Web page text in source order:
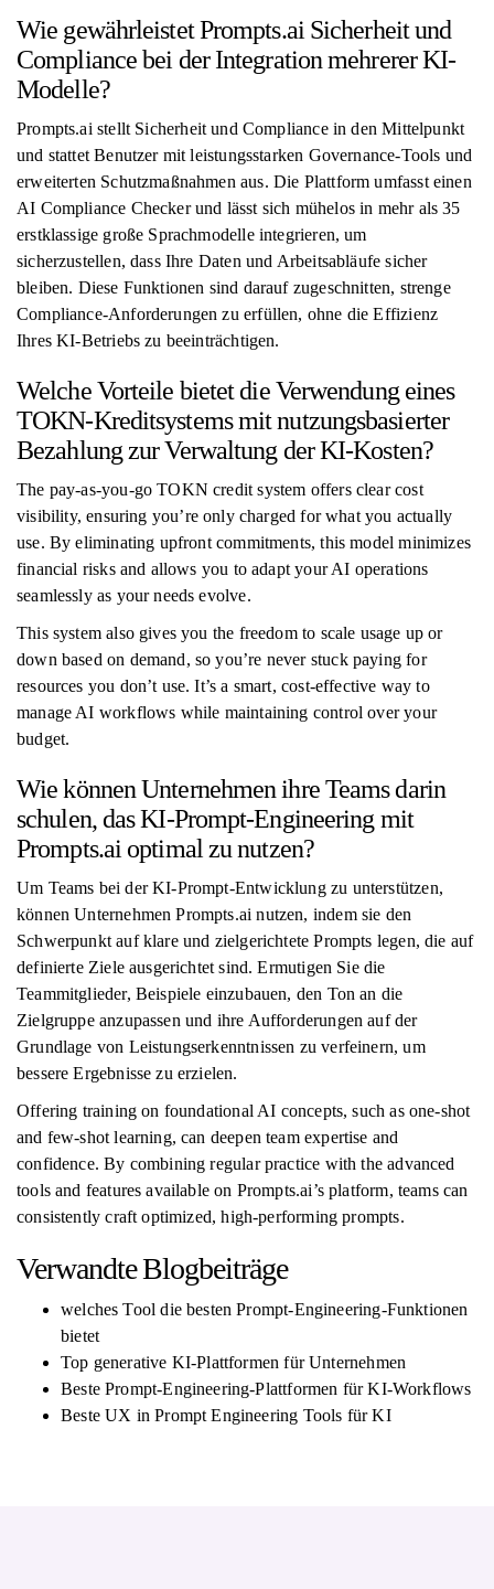
Wie gewährleistet Prompts.ai Sicherheit und
Compliance bei der Integration mehrerer KI-
Modelle?
Prompts.ai stellt Sicherheit und Compliance in den Mittelpunkt
und stattet Benutzer mit leistungsstarken Governance-Tools und
erweiterten Schutzmaßnahmen aus. Die Plattform umfasst einen
AI Compliance Checker und lässt sich mühelos in mehr als 35
erstklassige große Sprachmodelle integrieren, um
sicherzustellen, dass Ihre Daten und Arbeitsabläufe sicher
bleiben. Diese Funktionen sind darauf zugeschnitten, strenge
Compliance-Anforderungen zu erfüllen, ohne die Effizienz
Ihres KI-Betriebs zu beeinträchtigen.
Welche Vorteile bietet die Verwendung eines
TOKN-Kreditsystems mit nutzungsbasierter
Bezahlung zur Verwaltung der KI-Kosten?
The pay-as-you-go TOKN credit system offers clear cost
visibility, ensuring you’re only charged for what you actually
use. By eliminating upfront commitments, this model minimizes
financial risks and allows you to adapt your AI operations
seamlessly as your needs evolve.
This system also gives you the freedom to scale usage up or
down based on demand, so you’re never stuck paying for
resources you don’t use. It’s a smart, cost-effective way to
manage AI workflows while maintaining control over your
budget.
Wie können Unternehmen ihre Teams darin
schulen, das KI-Prompt-Engineering mit
Prompts.ai optimal zu nutzen?
Um Teams bei der KI-Prompt-Entwicklung zu unterstützen,
können Unternehmen Prompts.ai nutzen, indem sie den
Schwerpunkt auf klare und zielgerichtete Prompts legen, die auf
definierte Ziele ausgerichtet sind. Ermutigen Sie die
Teammitglieder, Beispiele einzubauen, den Ton an die
Zielgruppe anzupassen und ihre Aufforderungen auf der
Grundlage von Leistungserkenntnissen zu verfeinern, um
bessere Ergebnisse zu erzielen.
Offering training on foundational AI concepts, such as one-shot
and few-shot learning, can deepen team expertise and
confidence. By combining regular practice with the advanced
tools and features available on Prompts.ai’s platform, teams can
consistently craft optimized, high-performing prompts.
Verwandte Blogbeiträge
welches Tool die besten Prompt-Engineering-Funktionen
bietet
Top generative KI-Plattformen für Unternehmen
Beste Prompt-Engineering-Plattformen für KI-Workflows
Beste UX in Prompt Engineering Tools für KI